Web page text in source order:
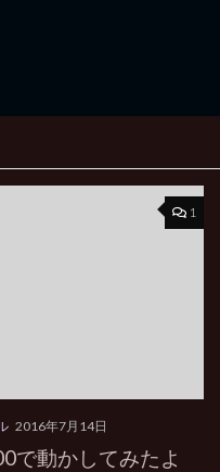
1
2016年7月14日
で動かしてみたよ